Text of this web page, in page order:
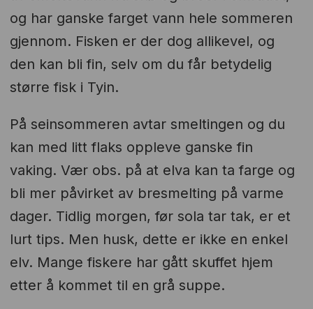
og har ganske farget vann hele sommeren
gjennom. Fisken er der dog allikevel, og
den kan bli fin, selv om du får betydelig
større fisk i Tyin.
På seinsommeren avtar smeltingen og du
kan med litt flaks oppleve ganske fin
vaking. Vær obs. på at elva kan ta farge og
bli mer påvirket av bresmelting på varme
dager. Tidlig morgen, før sola tar tak, er et
lurt tips. Men husk, dette er ikke en enkel
elv. Mange fiskere har gått skuffet hjem
etter å kommet til en grå suppe.